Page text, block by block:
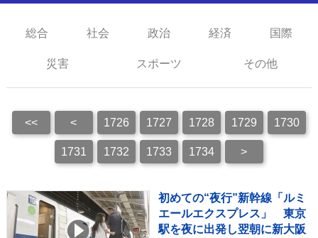
総合 社会 政治 経済 国際
災害 スポーツ その他
<< < 1726 1727 1728 1729 1730
1731 1732 1733 1734 >
初めての“夜行”新幹線「ルミ
エールエクスプレス」 東京
駅を夜に出発し翌朝に新大阪